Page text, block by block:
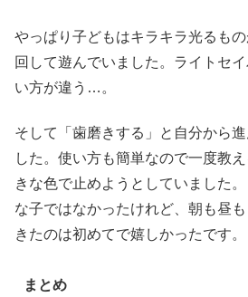
やっぱり子どもはキラキラ光るも
回して遊んでいました。ライトセ
い方が違う…。
そして「歯磨きする」と自分から
した。使い方も簡単なので一度教
きな色で止めようとしていました
な子ではなかったけれど、朝も昼
きたのは初めてで嬉しかったです。
まとめ